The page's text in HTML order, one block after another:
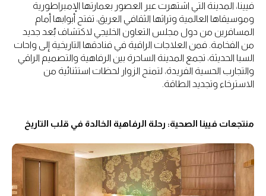
فيينا، المدينة التي اشتهرت عبر العصور بعمارتها الإمبراطورية
وموسيقاها العالمية وتراثها الثقافي العريق، تفتح أبوابها أمام
المسافرين من دول مجلس التعاون الخليجي لاكتشاف بُعد جديد
من الفخامة. فمن العلاجات الراقية في فنادقها التاريخية إلى واحات
السبا الحديثة، تجمع المدينة الساحرة بين الرفاهية والتصميم الراقي
والتجارب الحسية الفريدة، لتمنح الزوار لحظات استثنائية من
الاسترخاء وتجديد الطاقة.
منتجعات فيينا الصحية: رحلة الرفاهية الخالدة في قلب التاريخ